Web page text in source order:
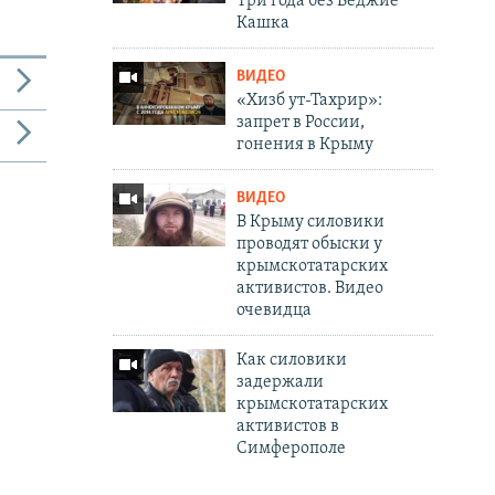
Кашка
ВИДЕО
«Хизб ут-Тахрир»:
запрет в России,
гонения в Крыму
ВИДЕО
В Крыму силовики
проводят обыски у
крымскотатарских
активистов. Видео
очевидца
Как силовики
задержали
крымскотатарских
активистов в
Симферополе